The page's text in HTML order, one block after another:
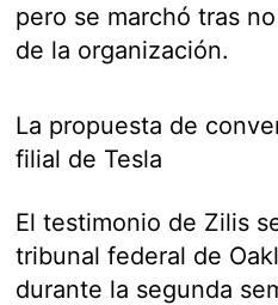
pero se marchó tras
de la organización.
La propuesta de
filial de Tesla
El testimonio de Zilis
tribunal federal de
durante la segunda